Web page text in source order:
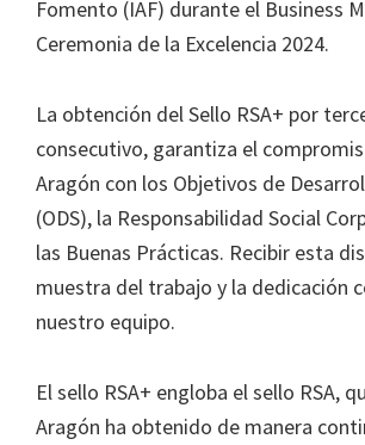
Fomento (IAF) durante el Business
Ceremonia de la Excelencia 2024.
La obtención del Sello RSA+ por
consecutivo, garantiza el
Aragón con los Objetivos de
(ODS), la Responsabilidad Social
las Buenas Prácticas. Recibir esta
muestra del trabajo y la dedicación
nuestro equipo.
El sello RSA+ engloba el sello RSA,
Aragón ha obtenido de manera